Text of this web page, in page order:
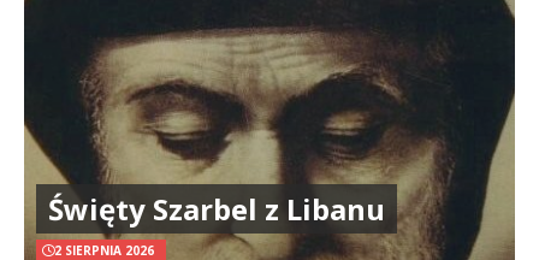
Święty Szarbel z Libanu
2 SIERPNIA 2026